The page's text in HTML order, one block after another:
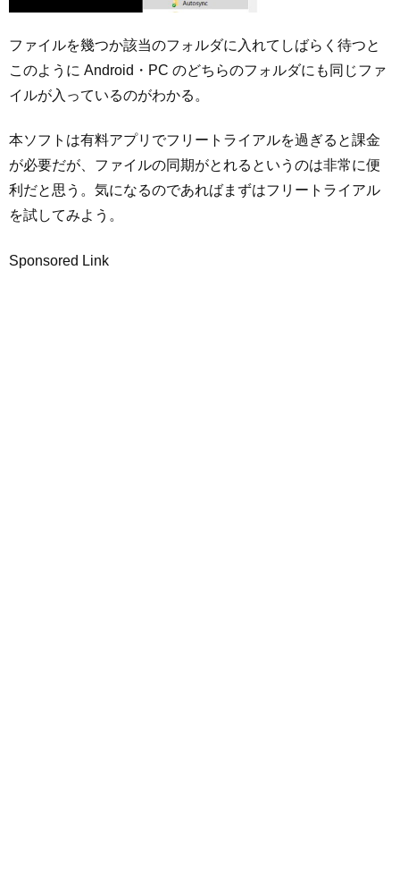
ファイルを幾つか該当のフォルダに入れてしばらく待つと
このように Android・PC のどちらのフォルダにも同じファ
イルが入っているのがわかる。
本ソフトは有料アプリでフリートライアルを過ぎると課金
が必要だが、ファイルの同期がとれるというのは非常に便
利だと思う。気になるのであればまずはフリートライアル
を試してみよう。
Sponsored Link